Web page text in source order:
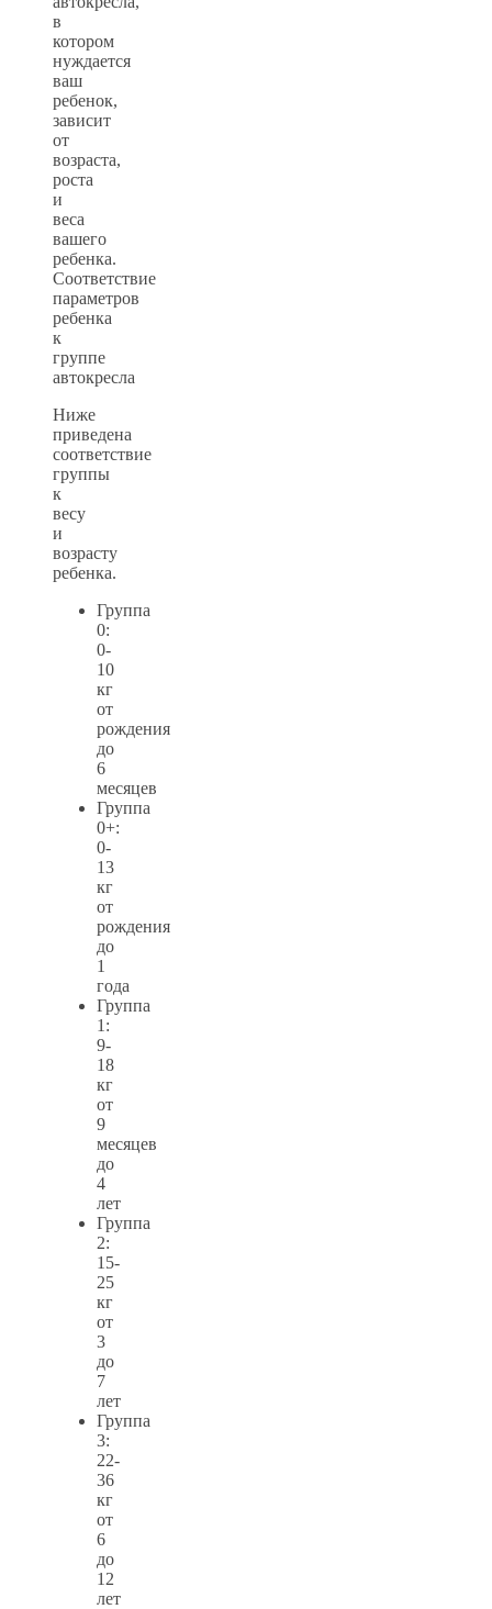
в
котором
нуждается
ваш
ребенок,
зависит
от
возраста,
роста
и
веса
вашего
ребенка.
Соответствие
параметров
ребенка
к
группе
автокресла
Ниже
приведена
соответствие
группы
к
весу
и
возрасту
ребенка.
Группа
0:
0-
10
кг
от
рождения
до
6
месяцев
Группа
0+:
0-
13
кг
от
рождения
до
1
года
Группа
1:
9-
18
кг
от
9
месяцев
до
4
лет
Группа
2:
15-
25
кг
от
3
до
7
лет
Группа
3:
22-
36
кг
от
6
до
12
лет